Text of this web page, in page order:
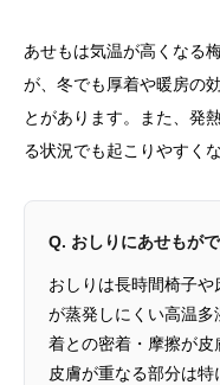
あせもは気温が高くなる
が、冬でも厚着や暖房の
とがあります。また、発
る状況でも起こりやすくな
Q. おしりにあせもが
おしりは長時間椅子
が蒸発しにくい高温
着との密着・摩擦が
皮膚が重なる部分は